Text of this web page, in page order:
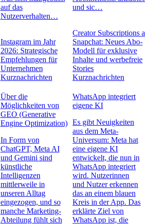
auf das
Nutzerverhalten…
Instagram im Jahr
2026: Strategische
Empfehlungen für
Unternehmen
Kurznachrichten
und sic…
Creator Subscriptions
Snapchat: Neues Abo-
Modell für exklusive
Inhalte und werbefreie
Stories
Kurznachrichten
Über die
Möglichkeiten von
GEO (Generative
Engine Optimization)
In Form von
ChatGPT, Meta AI
und Gemini sind
künstliche
Intelligenzen
mittlerweile in
unseren Alltag
eingezogen, und so
manche Marketing-
Abteilung fühlt sich
WhatsApp integriert
eigene KI
Es gibt Neuigkeiten
aus dem Meta-
Universum: Meta hat
eine eigene KI
entwickelt, die nun in
WhatsApp integriert
wird. Nutzerinnen
und Nutzer erkennen
das an einem blauen
Kreis in der App. Das
erklärte Ziel von
WhatsApp ist, die